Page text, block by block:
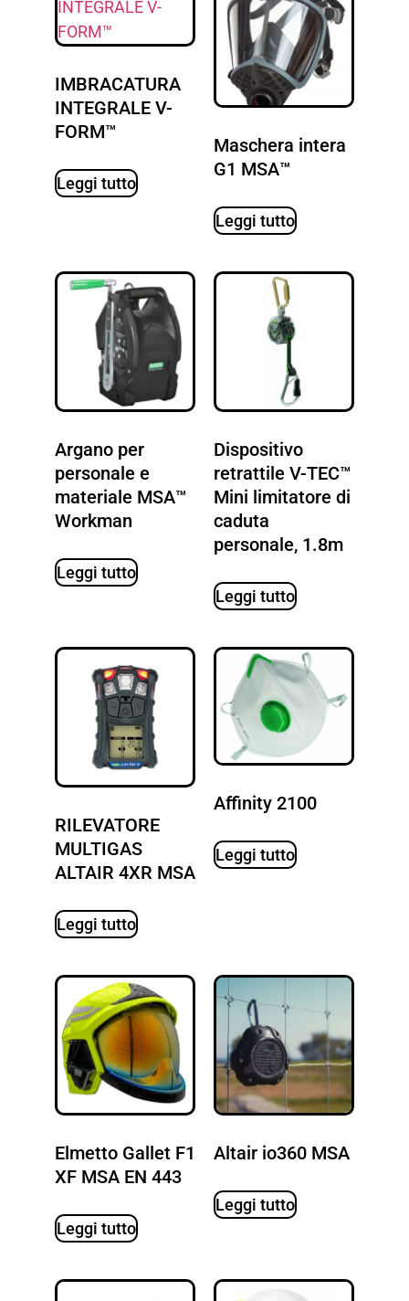
IMBRACATURA
INTEGRALE V-
FORM™
Leggi tutto
Maschera intera
G1 MSA™
Leggi tutto
Argano per
personale e
materiale MSA™
Workman
Leggi tutto
Dispositivo
retrattile V-TEC™
Mini limitatore di
caduta
personale, 1.8m
Leggi tutto
RILEVATORE
MULTIGAS
ALTAIR 4XR MSA
Leggi tutto
Affinity 2100
Leggi tutto
Elmetto Gallet F1
XF MSA EN 443
Leggi tutto
Altair io360 MSA
Leggi tutto